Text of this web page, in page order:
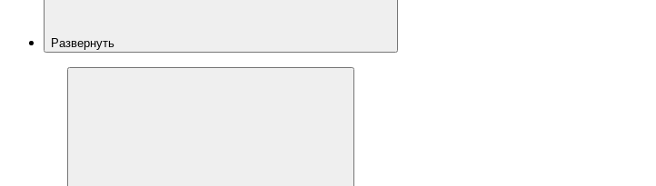
Развернуть